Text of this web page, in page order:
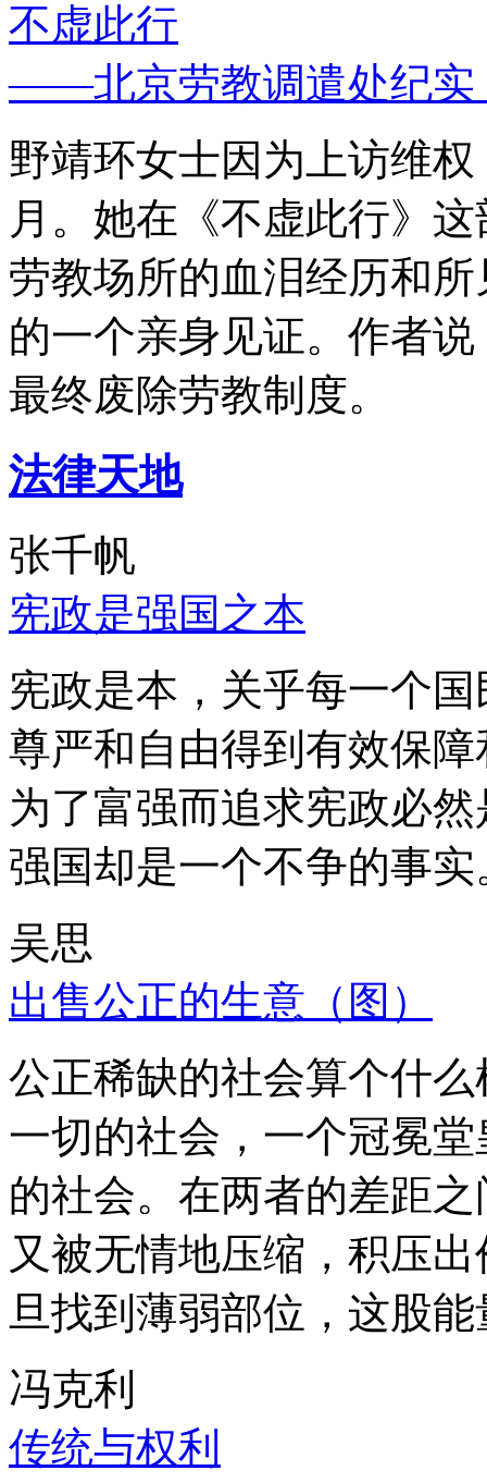
不虚此行
——北京劳教调遣处纪实
野靖环女士因为上访维
月。她在《不虚此行》
劳教场所的血泪经历和
的一个亲身见证。作者
最终废除劳教制度。
法律天地
张千帆
宪政是强国之本
宪政是本，关乎每一个
尊严和自由得到有效保
为了富强而追求宪政必
强国却是一个不争的事实
吴思
出售公正的生意（图）
公正稀缺的社会算个什
一切的社会，一个冠冕
的社会。在两者的差距
又被无情地压缩，积压
旦找到薄弱部位，这股
冯克利
传统与权利